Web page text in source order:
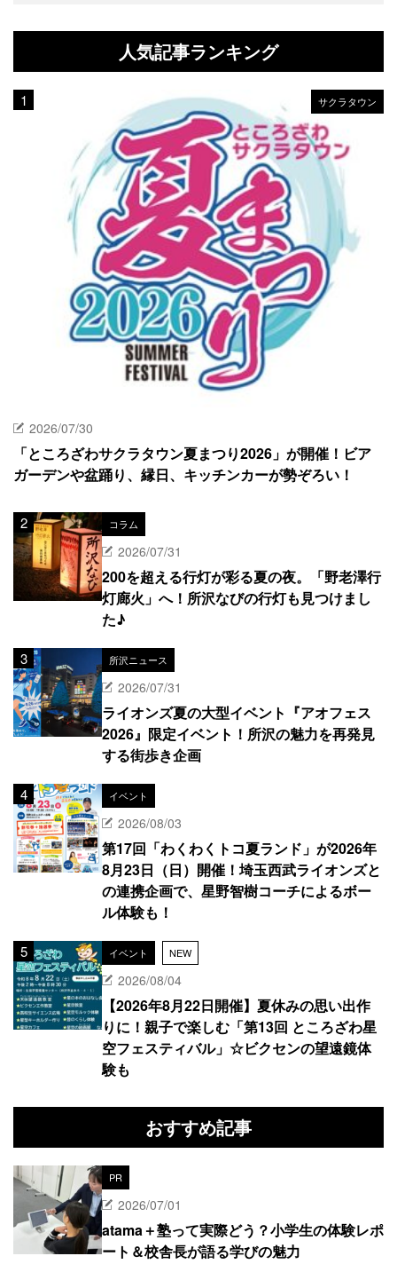
人気記事ランキング
サクラタウン
2026/07/30
「ところざわサクラタウン夏まつり2026」が開催！ビア
ガーデンや盆踊り、縁日、キッチンカーが勢ぞろい！
コラム
2026/07/31
200を超える行灯が彩る夏の夜。「野老澤行
灯廊火」へ！所沢なびの行灯も見つけまし
た♪
所沢ニュース
2026/07/31
ライオンズ夏の大型イベント『アオフェス
2026』限定イベント！所沢の魅力を再発見
する街歩き企画
イベント
2026/08/03
第17回「わくわくトコ夏ランド」が2026年
8月23日（日）開催！埼玉西武ライオンズと
の連携企画で、星野智樹コーチによるボー
ル体験も！
イベント NEW
2026/08/04
【2026年8月22日開催】夏休みの思い出作
りに！親子で楽しむ「第13回 ところざわ星
空フェスティバル」☆ビクセンの望遠鏡体
験も
おすすめ記事
PR
2026/07/01
atama＋塾って実際どう？小学生の体験レポ
ート＆校舎長が語る学びの魅力